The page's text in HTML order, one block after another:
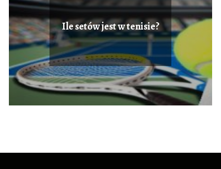
Ile setów jest w tenisie?